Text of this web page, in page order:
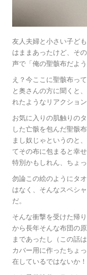
友人夫婦と小さい子ど
はままあったけど、そ
声で「俺の聖骸布だよ
え？今ここに聖骸布っ
と奥さんの方に聞くと
れたようなリアクション
お気に入りの肌触りの
した亡骸を包んだ聖骸
まし奴じゃというのと
てその布に包まると幸
特別かもしれん、ちょ
勿論この絵のようにタ
はなく、そんなスペシ
だ。
そんな衝撃を受けた帰
から長年そんな布団の
まであったし（この話
カバー用に作ったちょ
在しているではないか！